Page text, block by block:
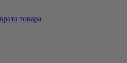
товара